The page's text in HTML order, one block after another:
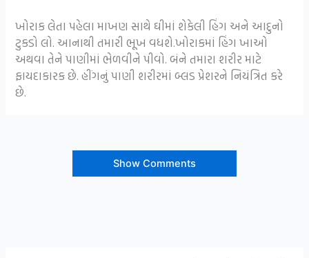
ખોરાક લેતા પહેલા માખણ સાથે ઘીમાં શેકેલી હિંગ અને આદુનો
ટુકડો લો. આનાથી તમારી ભૂખ વધશે.ખોરાકમાં હિંગ ખાઓ
અથવા તેને પાણીમાં ભેળવીને પીવો. બંને તમારા શરીર માટે
ફાયદાકારક છે. હીંગનું પાણી શરીરમાં બ્લડ પ્રેશરને નિયંત્રિત કરે
છે.
Show Comments